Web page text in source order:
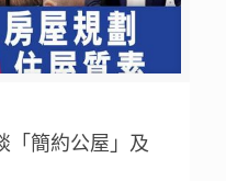
「簡約公屋」及